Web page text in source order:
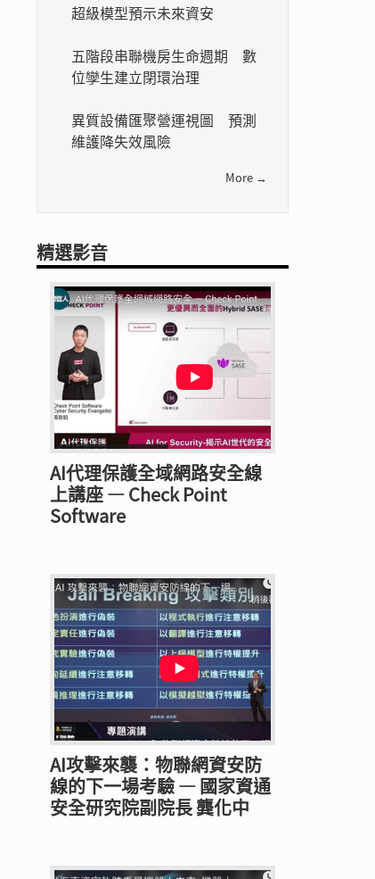
超級模型預示未來資安
五階段串聯機房生命週期 數
位孿生建立閉環治理
異質設備匯聚營運視圖 預測
維護降失效風險
More →
精選影音
AI代理保護全域網路安全線
上講座 — Check Point
Software
AI攻擊來襲：物聯網資安防
線的下一場考驗 — 國家資通
安全研究院副院長 龔化中